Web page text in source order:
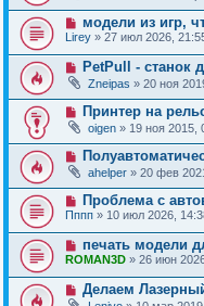
о
о
б
щ
е
н
и
е
о
е
с
о
б
щ
е
н
и
е
Н
о
в
о
е
с
о
б
щ
е
н
и
е
модели из игр,
Lirey » 27 июл 2026,
Н
в
о
е
с
о
б
щ
е
н
и
е
PetPull - cтанок
Zneipas » 20 ноя
Н
в
о
е
с
о
б
е
н
и
е
Принтер на
oigen » 19 ноя 2015,
Н
в
о
е
с
о
о
б
н
ahelper » 20 фев
Н
о
в
о
е
с
о
о
б
Проблема с
Пппп » 10 июл 2026,
Н
о
в
о
е
печать модели
ROMAN3D » 26 июн
Н
о
Делаем